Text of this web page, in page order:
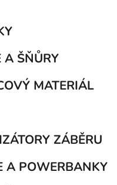
A ŠŇŮRY
MATERIÁL
ZÁBĚRU
A POWERBANKY